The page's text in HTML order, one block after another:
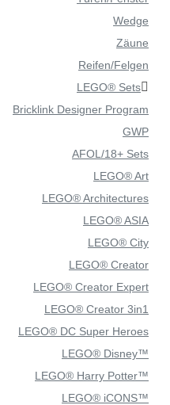
Wedge
Zäune
Reifen/Felgen
LEGO® Sets
Bricklink Designer Program
GWP
AFOL/18+ Sets
LEGO® Art
LEGO® Architectures
LEGO® ASIA
LEGO® City
LEGO® Creator
LEGO® Creator Expert
LEGO® Creator 3in1
LEGO® DC Super Heroes
LEGO® Disney™
LEGO® Harry Potter™
LEGO® iCONS™